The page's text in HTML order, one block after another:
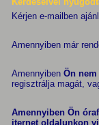
Kérjen e-mailben
Amennyiben már
AmennyibenÖn
regisztrálja magát,
Amennyiben Ön
iternet oldalunkon